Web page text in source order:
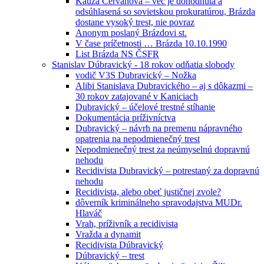
odsúhlasená so sovietskou prokuratúrou, Brázda
dostane vysoký trest, nie povraz
Anonym poslaný Brázdovi st.
V čase príčetnosti … Brázda 10.10.1990
List Brázda NS ČSFR
Stanislav Dúbravický - 18 rokov odňatia slobody
vodič V3S Dubravický – Nožka
Alibi Stanislava Dubravického – aj s dôkazmi –
30 rokov zatajované v Kaniciach
Dubravický – účelové trestné stíhanie
Dokumentácia príživníctva
Dubravický – návrh na premenu nápravného
opatrenia na nepodmienečný trest
Nepodmienečný trest za neúmyselnú dopravnú
nehodu
Recidivista Dubravický – potrestaný za dopravnú
nehodu
Recidivista, alebo obeť justičnej zvole?
dôverník kriminálneho spravodajstva MUDr.
Hlaváč
Vrah, príživník a recidivista
Vražda a dynamit
Recidivista Dúbravický
Dúbravický – trest